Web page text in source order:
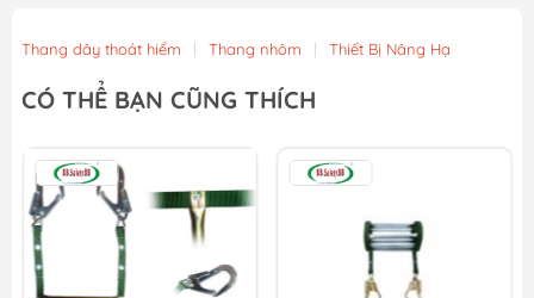
Thang dây thoát hiểm | Thang nhôm | Thiết Bị Nâng Hạ
CÓ THỂ BẠN CŨNG THÍCH